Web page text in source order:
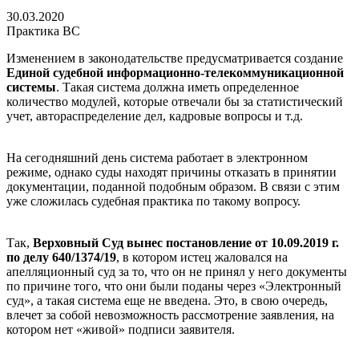
30.03.2020
Практика ВС
Изменением в законодательстве предусматривается создание
Единой судебной информационно-телекоммуникационной
системы. Такая система должна иметь определенное
количество модулей, которые отвечали бы за статистический
учет, автораспределение дел, кадровые вопросы и т.д.
На сегодняшний день система работает в электронном
режиме, однако суды находят причины отказать в принятии
документации, поданной подобным образом. В связи с этим
уже сложилась судебная практика по такому вопросу.
Так, Верховный Суд вынес постановление от 10.09.2019 г.
по делу 640/1374/19, в котором истец жаловался на
апелляционный суд за то, что он не принял у него документы
по причине того, что они были поданы через «Электронный
суд», а такая система еще не введена. Это, в свою очередь,
влечет за собой невозможность рассмотрение заявления, на
котором нет «живой» подписи заявителя.